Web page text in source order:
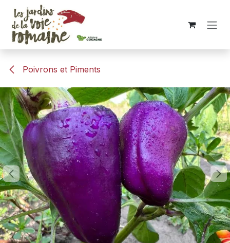
Se rendre au contenu
Poivrons et Piments